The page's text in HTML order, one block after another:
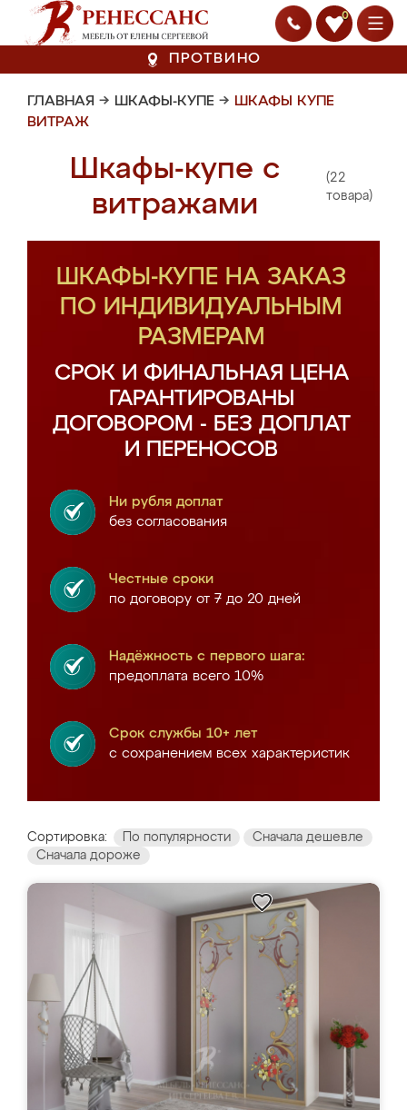
0
ПРОТВИНО
ГЛАВНАЯ → ШКАФЫ-КУПЕ → ШКАФЫ КУПЕ
ВИТРАЖ
Шкафы-купе с
витражами
(22
товара)
ШКАФЫ-КУПЕ НА ЗАКАЗ
ПО ИНДИВИДУАЛЬНЫМ
РАЗМЕРАМ
СРОК И ФИНАЛЬНАЯ ЦЕНА
ГАРАНТИРОВАНЫ
ДОГОВОРОМ - БЕЗ ДОПЛАТ
И ПЕРЕНОСОВ
Ни рубля доплат
без согласования
Честные сроки
по договору от 7 до 20 дней
Надёжность с первого шага:
предоплата всего 10%
Срок службы 10+ лет
с сохранением всех характеристик
Сортировка: По популярности
Сначала дешевле
Сначала дороже